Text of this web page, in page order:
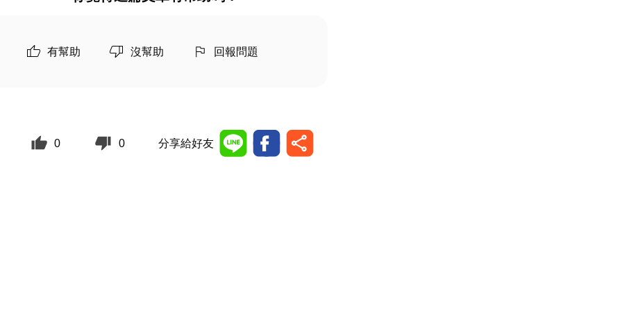
有幫助 沒幫助 回報問題
0 0 分享給好友